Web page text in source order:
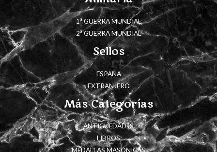
1ª GUERRA MUNDIAL
2ª GUERRA MUNDIAL
Sellos
ESPAÑA
EXTRANJERO
Más Categorías
ANTIGÜEDADES
LIBROS
MEDALLAS MASÓNICAS